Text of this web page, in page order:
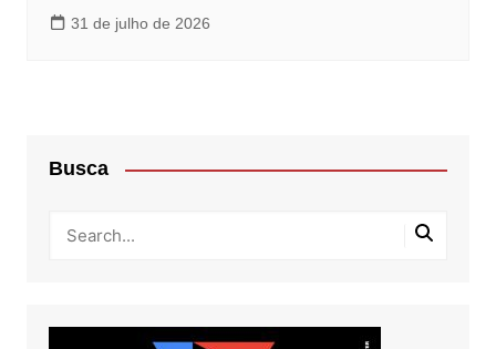
31 de julho de 2026
Busca